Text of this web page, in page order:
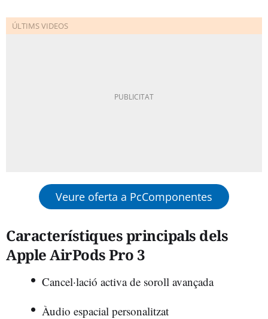
Veure oferta a PcComponentes
Característiques principals dels
Apple AirPods Pro 3
Cancel·lació activa de soroll avançada
Àudio espacial personalitzat